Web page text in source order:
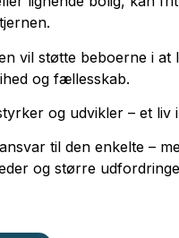
vil støtte beboerne i at
og fællesskab.
og udvikler – et liv
til den enkelte –
og større